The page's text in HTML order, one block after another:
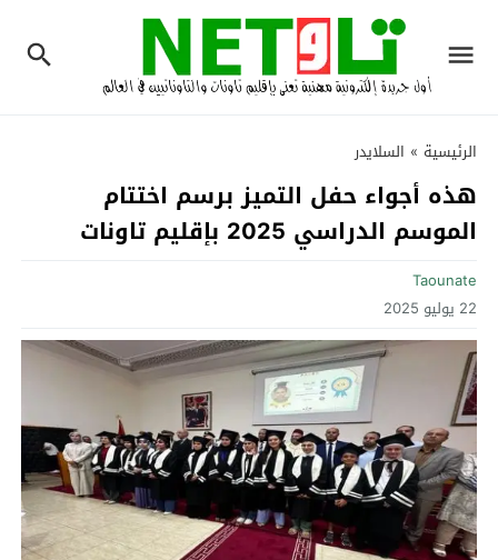
الرئيسية » السلايدر
هذه أجواء حفل التميز برسم اختتام
الموسم الدراسي 2025 بإقليم تاونات
Taounate
22 يوليو 2025